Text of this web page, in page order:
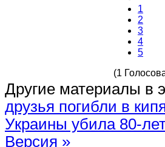
1
2
3
4
5
(1
Другие материалы в
друзья погибли в
Украины убила 80-
Версия »